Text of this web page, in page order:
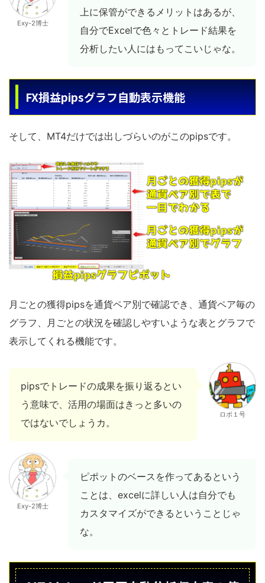
Exy-2博士
上に保管ができるメリットはあるが、
自分でExcelで色々とトレード結果を
分析したい人にはもってこいじゃな。
FX損益pipsグラフ自動表示機能
そして、MT4だけでは出しづらいのがこのpipsです。
月ごとの獲得pipsを通貨ペア別で確認でき、通貨ペア毎の
グラフ、月ごとの状況を確認しやすいような表とグラフで
表示してくれる機能です。
pipsでトレードの成果を振り返るとい
う意味で、活用の場面はきっと多いの
ではないでしょうカ。
ロボ１号
Exy-2博士
ピポットのベースを作ってあるという
ことは、excelに詳しい人は自分でも
カスタマイズができるということじゃ
な。